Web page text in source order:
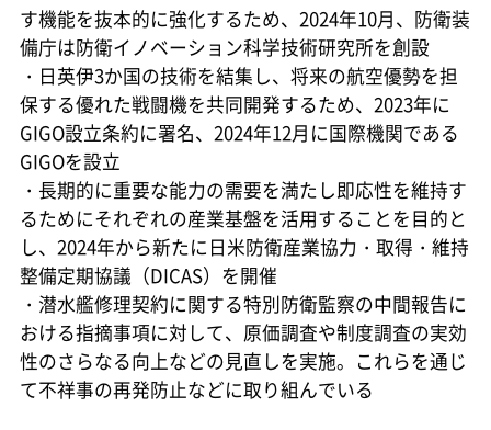
す機能を抜本的に強化するため、2024年10月、防衛装
備庁は防衛イノベーション科学技術研究所を創設
・日英伊3か国の技術を結集し、将来の航空優勢を担
保する優れた戦闘機を共同開発するため、2023年に
GIGO設立条約に署名、2024年12月に国際機関である
GIGOを設立
・長期的に重要な能力の需要を満たし即応性を維持す
るためにそれぞれの産業基盤を活用することを目的と
し、2024年から新たに日米防衛産業協力・取得・維持
整備定期協議（DICAS）を開催
・潜水艦修理契約に関する特別防衛監察の中間報告に
おける指摘事項に対して、原価調査や制度調査の実効
性のさらなる向上などの見直しを実施。これらを通じ
て不祥事の再発防止などに取り組んでいる